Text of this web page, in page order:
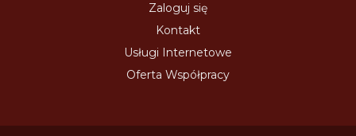
Zaloguj się
Kontakt
Usługi Internetowe
Oferta Współpracy